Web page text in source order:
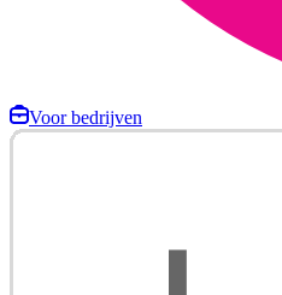
Voor bedrijven